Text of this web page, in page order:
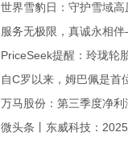
世界雪豹日：守护雪域高
服务无极限，真诚永相
PriceSeek提醒：玲珑轮
自C罗以来，姆巴佩是首
万马股份：第三季度净
微头条丨东威科技：